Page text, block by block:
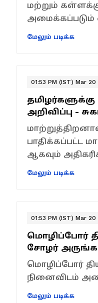
மற்றும்
அமைக்கப்படும்
மேலும் படிக்க
01:53 PM (IST) Mar 20
அறிவிப்பு -
பாதிக்கப்பட்ட
ஆகவும்
மேலும் படிக்க
01:53 PM (IST) Mar 20
மொழிப்போர்
சோழர்
மொழிப்போர்
நினைவிடம்
மேலும் படிக்க